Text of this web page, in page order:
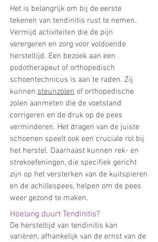
Het is belangrijk om bij de eerste
tekenen van tendinitis rust te nemen.
Vermijd activiteiten die de pijn
verergeren en zorg voor voldoende
hersteltijd. Een bezoek aan een
podotherapeut of orthopedisch
schoentechnicus is aan te raden. Zij
kunnen steunzolen of orthopedische
zolen aanmeten die de voetstand
corrigeren en de druk op de pees
verminderen. Het dragen van de juiste
schoenen speelt ook een cruciale rol bij
het herstel. Daarnaast kunnen rek- en
strekoefeningen, die specifiek gericht
zijn op het versterken van de kuitspieren
en de achillespees, helpen om de pees
weer gezond te maken.
Hoelang duurt Tendinitis?
De hersteltijd van tendinitis kan
variëren, afhankelijk van de ernst van de